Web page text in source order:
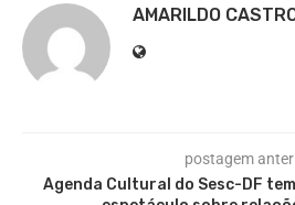
AMARILDO
postagem
Agenda Cultural do Sesc-DF